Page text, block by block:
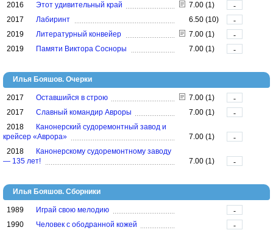
2016
Этот удивительный край 7.00 (1)
-
2017
Лабиринт 6.50 (10)
-
2019
Литературный конвейер 7.00 (1)
-
2019
Памяти Виктора Сосноры 7.00 (1) -
Илья Бояшов. Очерки
2017 Оставшийся в строю 7.00 (1)
-
2017
Славный командир Авроры 7.00 (1)
-
2018
Канонерский судоремонтный завод и
крейсер «Аврора»
7.00 (1)
-
2018
Канонерскому судоремонтному заводу
— 135 лет!
7.00 (1) -
Илья Бояшов. Сборники
1989 Играй свою мелодию
-
1990
Человек с ободранной кожей
-